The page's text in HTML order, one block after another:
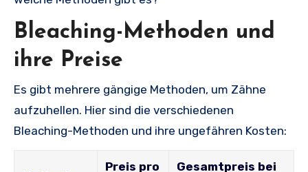
Bleaching-Methoden und
ihre Preise
Es gibt mehrere gängige Methoden, um Zähne
aufzuhellen. Hier sind die verschiedenen
Bleaching-Methoden und ihre ungefähren Kosten:
Preis pro
Gesamtpreis bei